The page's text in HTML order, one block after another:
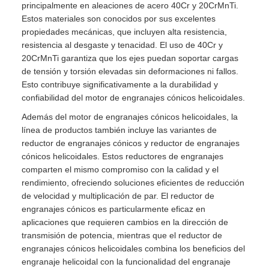
principalmente en aleaciones de acero 40Cr y 20CrMnTi.
Estos materiales son conocidos por sus excelentes
propiedades mecánicas, que incluyen alta resistencia,
resistencia al desgaste y tenacidad. El uso de 40Cr y
20CrMnTi garantiza que los ejes puedan soportar cargas
de tensión y torsión elevadas sin deformaciones ni fallos.
Esto contribuye significativamente a la durabilidad y
confiabilidad del motor de engranajes cónicos helicoidales.
Además del motor de engranajes cónicos helicoidales, la
línea de productos también incluye las variantes de
reductor de engranajes cónicos y reductor de engranajes
cónicos helicoidales. Estos reductores de engranajes
comparten el mismo compromiso con la calidad y el
rendimiento, ofreciendo soluciones eficientes de reducción
de velocidad y multiplicación de par. El reductor de
engranajes cónicos es particularmente eficaz en
aplicaciones que requieren cambios en la dirección de
transmisión de potencia, mientras que el reductor de
engranajes cónicos helicoidales combina los beneficios del
engranaje helicoidal con la funcionalidad del engranaje